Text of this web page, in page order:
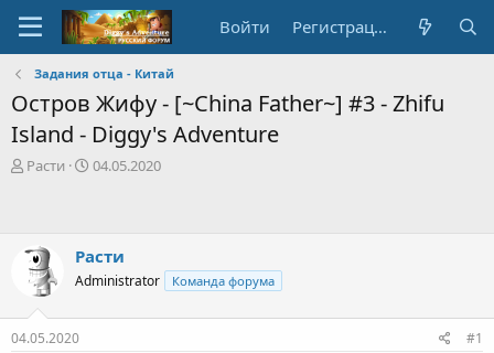
Войти Регистрация
Задания отца - Китай
Остров Жифу - [~China Father~] #3 - Zhifu
Island - Diggy's Adventure
А
т
е
м
ы
Расти
Д
о
з
а
04.05.2020
Расти
Administrator Команда форума
04.05.2020 #1